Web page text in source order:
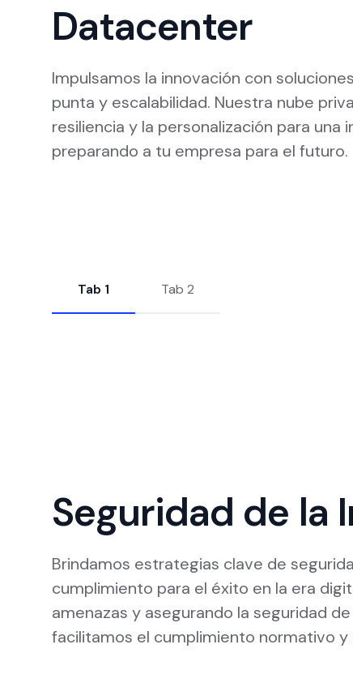
Datacenter
Impulsamos la innovación con
punta y escalabilidad. Nuestra nube
resiliencia y la personalización para
preparando a tu empresa para el futuro.
Tab 1 Tab 2
Seguridad de la
Brindamos estrategias clave de
cumplimiento para el éxito en la era
amenazas y asegurando la seguridad
facilitamos el cumplimiento normativo